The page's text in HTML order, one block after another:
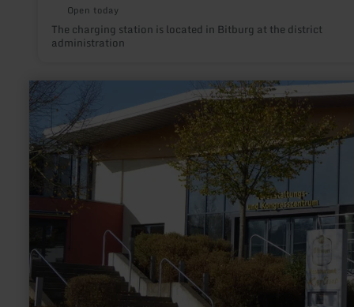
Open today
The charging station is located in Bitburg at the district
administration
learn
more
about:
Jugendgästehaus
Prüm